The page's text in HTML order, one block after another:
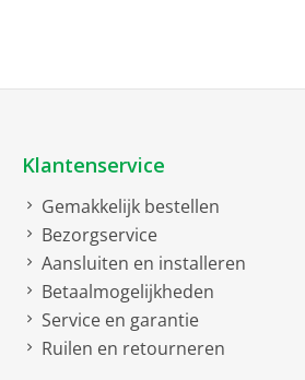
Klantenservice
Gemakkelijk bestellen
Bezorgservice
Aansluiten en installeren
Betaalmogelijkheden
Service en garantie
Ruilen en retourneren